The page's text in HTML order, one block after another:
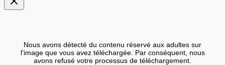
Nous avons détecté du contenu réservé aux adultes sur
l'image que vous avez téléchargée. Par conséquent, nous
avons refusé votre processus de téléchargement.